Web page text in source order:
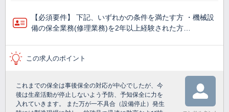
【必須要件】 下記、いずれかの条件を満たす方 ・機械設
備の保全業務(修理業務)を2年以上経験された方…
この求人のポイント
これまでの保全は事後保全の対応が中心でしたが、今
後は生産活動が停止しないよう予防、予知保全に力を
入れていきます。 また万が一不具合（設備停止）発生